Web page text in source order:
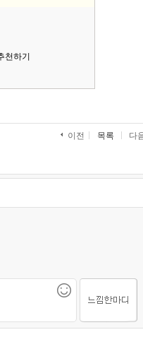
이전 목록 다